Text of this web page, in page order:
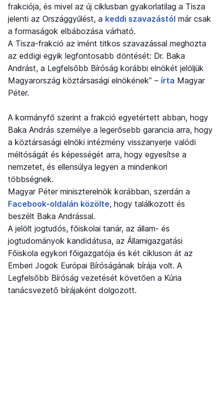
frakciója, és mivel az új ciklusban gyakorlatilag a Tisza
jelenti az Országgyűlést, a keddi szavazástól már csak
a formaságok elbábozása várható.
A Tisza-frakció az imént titkos szavazással meghozta
az eddigi egyik legfontosabb döntését: Dr. Baka
Andrást, a Legfelsőbb Bíróság korábbi elnökét jelöljük
Magyarország köztársasági elnökének” – írta Magyar
Péter.
A kormányfő szerint a frakció egyetértett abban, hogy
Baka András személye a legerősebb garancia arra, hogy
a köztársasági elnöki intézmény visszanyerje valódi
méltóságát és képességét arra, hogy egyesítse a
nemzetet, és ellensúlya legyen a mindenkori
többségnek.
Magyar Péter miniszterelnök korábban, szerdán a
Facebook-oldalán közölte, hogy találkozott és
beszélt Baka Andrással.
A jelölt jogtudós, főiskolai tanár, az állam- és
jogtudományok kandidátusa, az Államigazgatási
Főiskola egykori főigazgatója és két cikluson át az
Emberi Jogok Európai Bíróságának bírája volt. A
Legfelsőbb Bíróság vezetését követően a Kúria
tanácsvezető bírájaként dolgozott.